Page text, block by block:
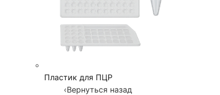
Пластик для ПЦР
‹Вернуться назад